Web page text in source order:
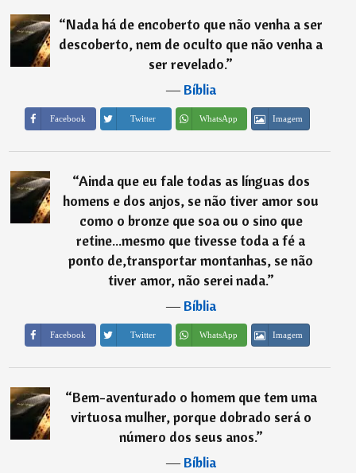
“Nada há de encoberto que não venha a ser
descoberto, nem de oculto que não venha a
ser revelado.”
―Bíblia
Facebook Twitter WhatsApp Imagem
“Ainda que eu fale todas as línguas dos
homens e dos anjos, se não tiver amor sou
como o bronze que soa ou o sino que
retine...mesmo que tivesse toda a fé a
ponto de,transportar montanhas, se não
tiver amor, não serei nada.”
―Bíblia
Facebook Twitter WhatsApp Imagem
“Bem-aventurado o homem que tem uma
virtuosa mulher, porque dobrado será o
número dos seus anos.”
―Bíblia